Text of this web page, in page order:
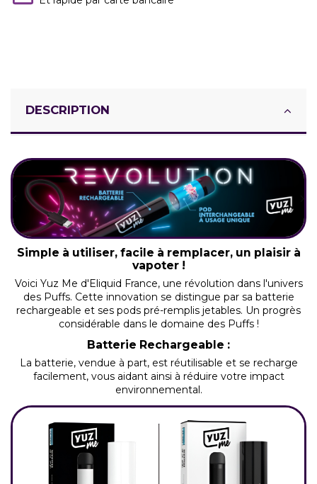
DESCRIPTION
Simple à utiliser, facile à remplacer, un plaisir à
vapoter !
Voici Yuz Me d'Eliquid France, une révolution dans l'univers
des Puffs. Cette innovation se distingue par sa batterie
rechargeable et ses pods pré-remplis jetables. Un progrès
considérable dans le domaine des Puffs !
Batterie Rechargeable :
La batterie, vendue à part, est réutilisable et se recharge
facilement, vous aidant ainsi à réduire votre impact
environnemental.